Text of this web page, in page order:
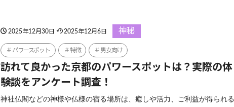
2025年12月30日 2025年12月6日 神秘
パワースポット 特徴 男女向け
訪れて良かった京都のパワースポットは？実際の体
験談をアンケート調査！
神社仏閣などの神様や仏様の宿る場所は、癒しや活力、ご利益が得られる